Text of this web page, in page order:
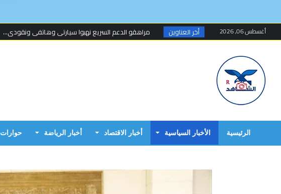
أغسطس 06, 2026 أخر العناوين
مراهقو الدعم السريع نهبوا سيارتي وهاتفي ونقودي...
الرئيسية الأخبار السياسية أخبار الاقتصاد أخبار الرياضة حوارات